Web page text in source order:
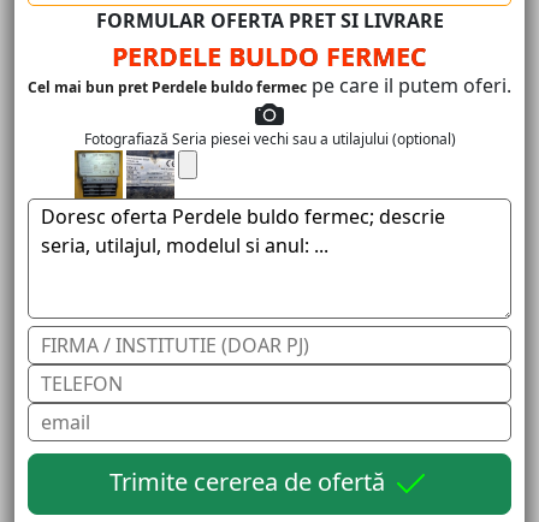
FORMULAR OFERTA PRET SI LIVRARE
PERDELE BULDO FERMEC
Cel mai bun pret Perdele buldo fermec pe care il putem oferi.
Fotografiază Seria piesei vechi sau a utilajului (optional)
Trimite cererea de ofertă